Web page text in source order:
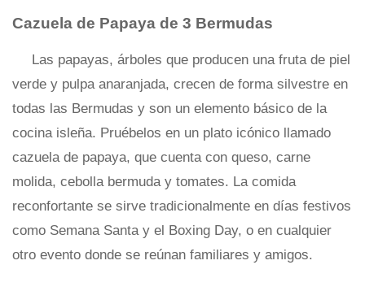
Cazuela de Papaya de 3 Bermudas
Las papayas, árboles que producen una fruta de piel
verde y pulpa anaranjada, crecen de forma silvestre en
todas las Bermudas y son un elemento básico de la
cocina isleña. Pruébelos en un plato icónico llamado
cazuela de papaya, que cuenta con queso, carne
molida, cebolla bermuda y tomates. La comida
reconfortante se sirve tradicionalmente en días festivos
como Semana Santa y el Boxing Day, o en cualquier
otro evento donde se reúnan familiares y amigos.